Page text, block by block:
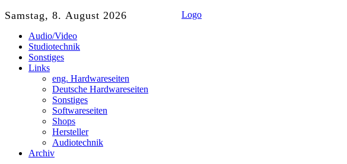
Samstag, 8. August 2026 Logo
Audio/Video
Studiotechnik
Sonstiges
Links
eng. Hardwareseiten
Deutsche Hardwareseiten
Sonstiges
Softwareseiten
Shops
Hersteller
Audiotechnik
Archiv